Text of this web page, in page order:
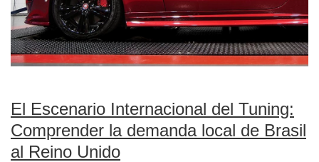
El Escenario Internacional del Tuning:
Comprender la demanda local de Brasil
al Reino Unido